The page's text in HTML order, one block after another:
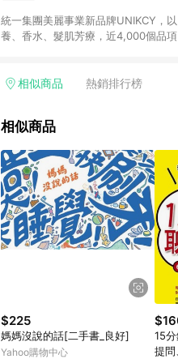
統一集團美麗事業新品牌UNIKCY，
養、香水、髮肌芳療，近4,000個品
相似商品 熱銷排行榜
相似商品
$225
媽媽沒說的話[二手書_良好]
Yahoo購物中心
15
提問